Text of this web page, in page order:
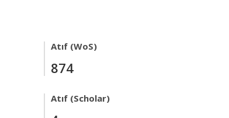
Atıf (WoS)
874
Atıf (Scholar)